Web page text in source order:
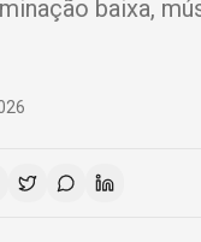
baixa,